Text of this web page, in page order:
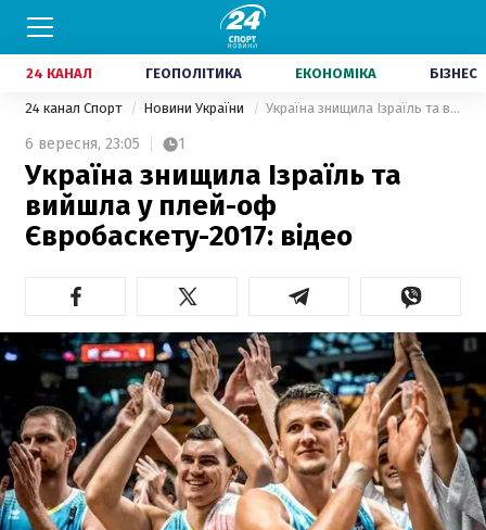
24 КАНАЛ ГЕОПОЛІТИКА ЕКОНОМІКА БІЗНЕС
24 канал Спорт Новини України Україна знищила Ізраїль та вийшла у плей-оф Євробаскету-2017: відео
6 вересня, 23:05 1
Україна знищила Ізраїль та
вийшла у плей-оф
Євробаскету-2017: відео